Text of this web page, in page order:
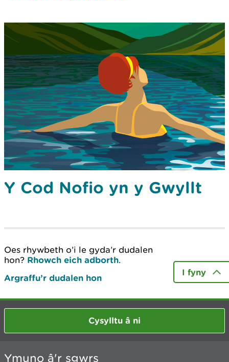
Y Cod Nofio yn y Gwyllt
Oes rhywbeth o’i le gyda’r dudalen
hon? Rhowch eich adborth.
Argraffu’r dudalen hon
I fyny
Cysylltu â ni
Ymuno â'r sgwrs